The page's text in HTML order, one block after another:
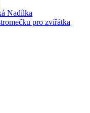
Nadílka
pro zvířátka